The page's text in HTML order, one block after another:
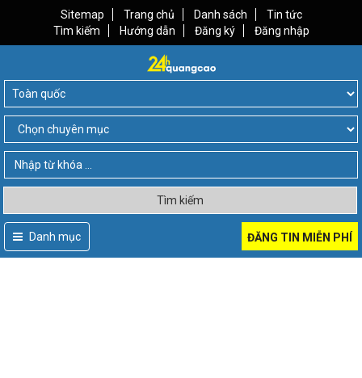
Sitemap Trang chủ Danh sách
Tin tức
Tìm kiếm
Hướng dẫn Đăng ký Đăng nhập
Tìm kiếm
Danh mục ĐĂNG TIN MIỄN PHÍ